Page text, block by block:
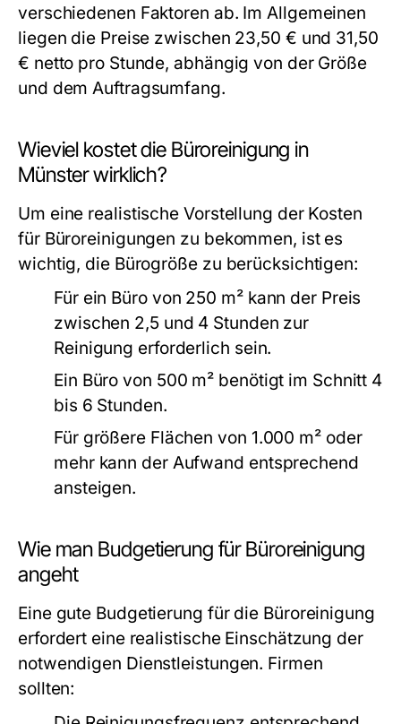
verschiedenen Faktoren ab. Im Allgemeinen
liegen die Preise zwischen 23,50 € und 31,50
€ netto pro Stunde, abhängig von der Größe
und dem Auftragsumfang.
Wieviel kostet die Büroreinigung in
Münster wirklich?
Um eine realistische Vorstellung der Kosten
für Büroreinigungen zu bekommen, ist es
wichtig, die Bürogröße zu berücksichtigen:
Für ein Büro von 250 m² kann der Preis
zwischen 2,5 und 4 Stunden zur
Reinigung erforderlich sein.
Ein Büro von 500 m² benötigt im Schnitt 4
bis 6 Stunden.
Für größere Flächen von 1.000 m² oder
mehr kann der Aufwand entsprechend
ansteigen.
Wie man Budgetierung für Büroreinigung
angeht
Eine gute Budgetierung für die Büroreinigung
erfordert eine realistische Einschätzung der
notwendigen Dienstleistungen. Firmen
sollten: